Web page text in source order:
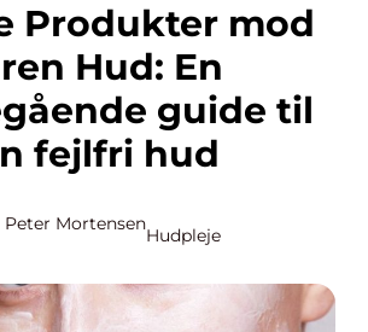
Hud: En
guide til
fejlfri hud
Peter Mortensen
Hudpleje